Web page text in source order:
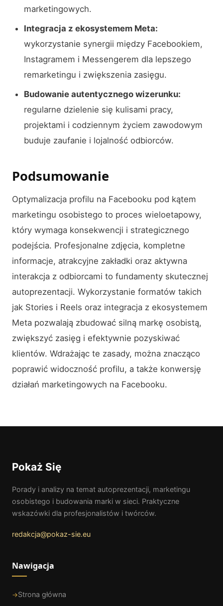
marketingowych.
Integracja z ekosystemem Meta:
wykorzystanie synergii między Facebookiem,
Instagramem i Messengerem dla lepszego
remarketingu i zwiększenia zasięgu.
Budowanie autentycznego wizerunku:
regularne dzielenie się kulisami pracy,
projektami i codziennym życiem zawodowym
buduje zaufanie i lojalność odbiorców.
Podsumowanie
Optymalizacja profilu na Facebooku pod kątem
marketingu osobistego to proces wieloetapowy,
który wymaga konsekwencji i strategicznego
podejścia. Profesjonalne zdjęcia, kompletne
informacje, atrakcyjne zakładki oraz aktywna
interakcja z odbiorcami to fundamenty skutecznej
autoprezentacji. Wykorzystanie formatów takich
jak Stories i Reels oraz integracja z ekosystemem
Meta pozwalają zbudować silną markę osobistą,
zwiększyć zasięg i efektywnie pozyskiwać
klientów. Wdrażając te zasady, można znacząco
poprawić widoczność profilu, a także konwersję
działań marketingowych na Facebooku.
Pokaż Się
Porady i analizy na temat autoprezentacji, marketingu
osobistego i budowania marki w sieci. Praktyczne
wskazówki dla profesjonalistów i twórców.
redakcja@pokaz-sie.eu
Nawigacja
Strona główna